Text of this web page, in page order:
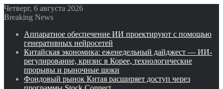
Четверг, 6 августа 2026
Breaking News
Аппаратное обеспечение ИИ проектируют с помощью
генеративных нейросетей
Китайская экономика: еженедельный дайджест — ИИ-
регулирование, кризис в Корее, технологические
прорывы и рыночные шоки
Фондовый рынок Китая расширяет доступ через